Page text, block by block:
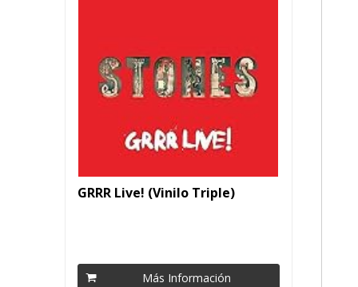
GRRR Live! (Vinilo Triple)
Más Información